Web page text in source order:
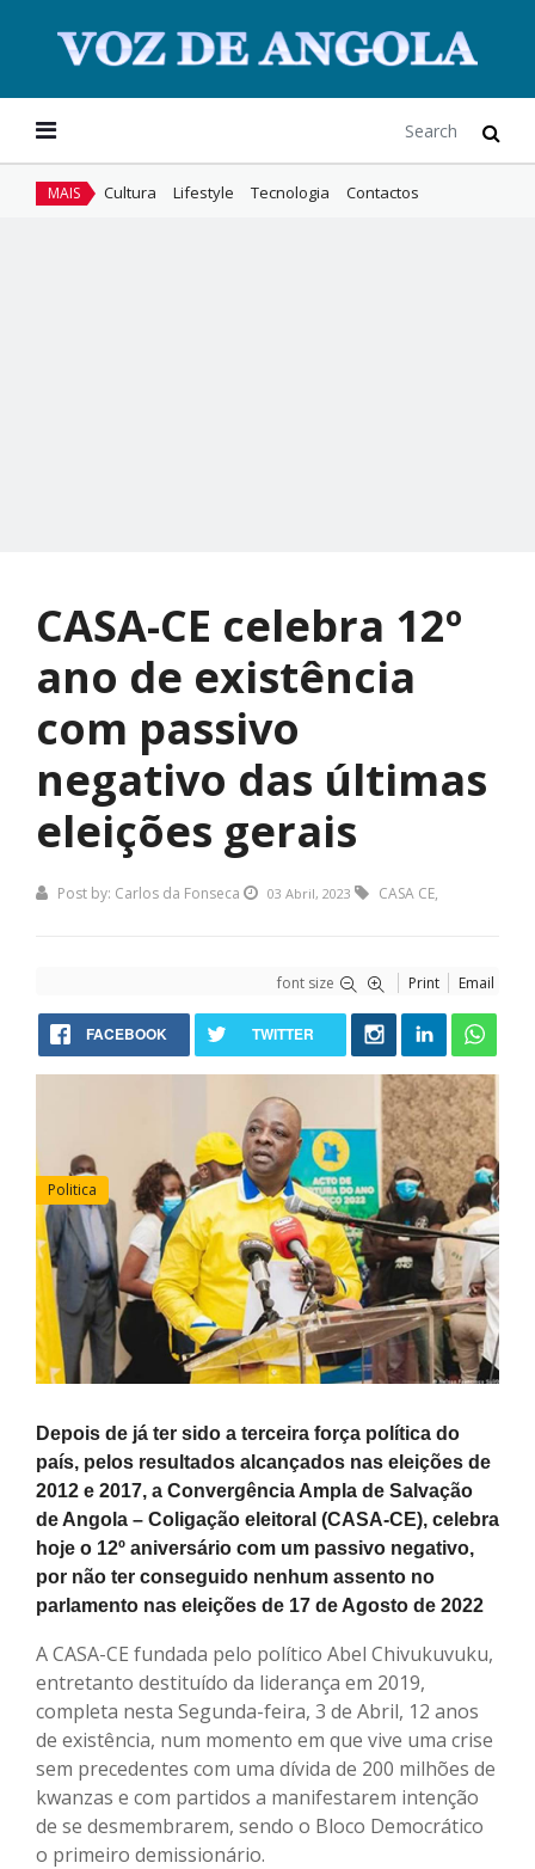
MAIS Cultura Lifestyle Tecnologia Contactos
CASA-CE celebra 12º
ano de existência
com passivo
negativo das últimas
eleições gerais
Post by: Carlos da Fonseca 03 Abril, 2023 CASA CE,
font size Print Email
FACEBOOK TWITTER
Politica
Depois de já ter sido a terceira força política do
país, pelos resultados alcançados nas eleições de
2012 e 2017, a Convergência Ampla de Salvação
de Angola – Coligação eleitoral (CASA-CE), celebra
hoje o 12º aniversário com um passivo negativo,
por não ter conseguido nenhum assento no
parlamento nas eleições de 17 de Agosto de 2022
A CASA-CE fundada pelo político Abel Chivukuvuku,
entretanto destituído da liderança em 2019,
completa nesta Segunda-feira, 3 de Abril, 12 anos
de existência, num momento em que vive uma crise
sem precedentes com uma dívida de 200 milhões de
kwanzas e com partidos a manifestarem intenção
de se desmembrarem, sendo o Bloco Democrático
o primeiro demissionário.